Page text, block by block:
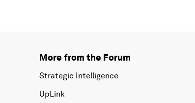
More from the Forum
Strategic Intelligence
UpLink